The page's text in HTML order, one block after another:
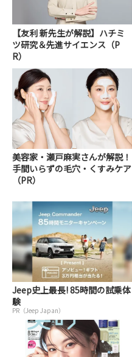
【友利 新先生が解説】ハチミ
ツ研究＆先進サイエンス（P
R）
美容家・瀬戸麻実さんが解説！
手間いらずの毛穴・くすみケア
（PR）
Jeep史上最長! 85時間の試乗体
験
PR（Jeep Japan）